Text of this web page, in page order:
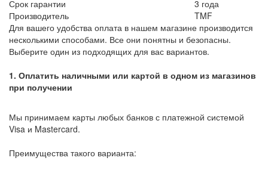
Срок гарантии
3 года
Производитель
TMF
Для вашего удобства оплата в нашем магазине производится
несколькими способами. Все они понятны и безопасны.
Выберите один из подходящих для вас вариантов.
1. Оплатить наличными или картой в одном из магазинов
при получении
Мы принимаем карты любых банков с платежной системой
Visa и Mastercard.
Преимущества такого варианта: